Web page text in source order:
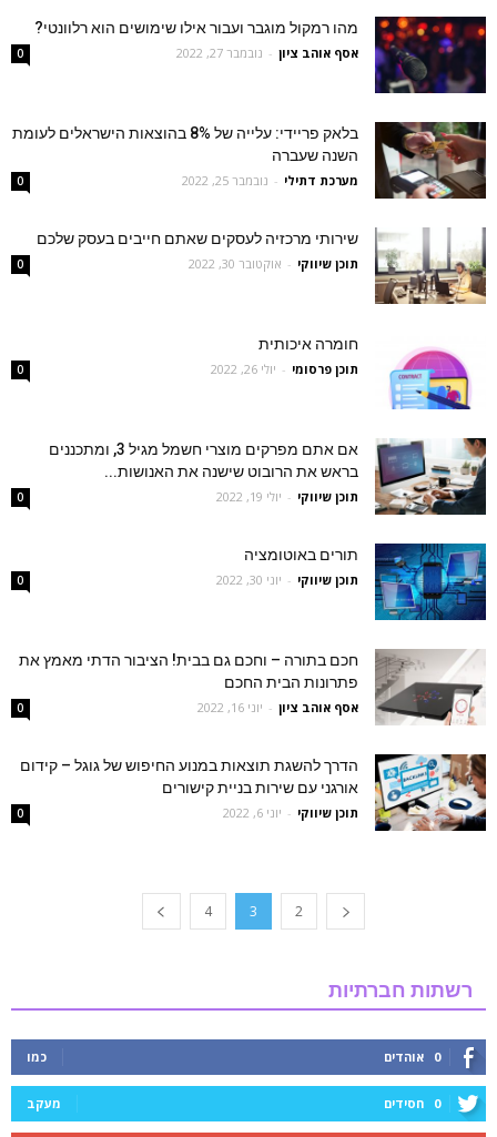
מהו רמקול מוגבר ועבור אילו שימושים הוא רלוונטי?
אסף אוהב ציון - נובמבר 27, 2022 0
בלאק פריידי: עלייה של 8% בהוצאות הישראלים לעומת
השנה שעברה
מערכת דתילי - נובמבר 25, 2022 0
שירותי מרכזיה לעסקים שאתם חייבים בעסק שלכם
תוכן שיווקי - אוקטובר 30, 2022 0
חומרה איכותית
תוכן פרסומי - יולי 26, 2022 0
אם אתם מפרקים מוצרי חשמל מגיל 3, ומתכננים
בראש את הרובוט שישנה את האנושות...
תוכן שיווקי - יולי 19, 2022 0
תורים באוטומציה
תוכן שיווקי - יוני 30, 2022 0
חכם בתורה – וחכם גם בבית! הציבור הדתי מאמץ את
פתרונות הבית החכם
אסף אוהב ציון - יוני 16, 2022 0
הדרך להשגת תוצאות במנוע החיפוש של גוגל – קידום
אורגני עם שירות בניית קישורים
תוכן שיווקי - יוני 6, 2022 0
2
3
4
רשתות חברתיות
0 אוהדים כמו
0 חסידים מעקב